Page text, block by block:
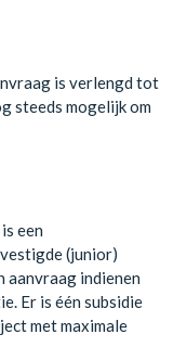
is verlengd tot
steeds mogelijk om
een
(junior)
aanvraag indienen
Er is één subsidie
met maximale